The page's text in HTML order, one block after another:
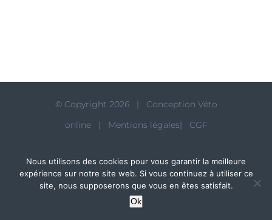
© Copyright 2026 | Conception Véto
online| Mentions légales| CGF
Nous utilisons des cookies pour vous garantir la meilleure
expérience sur notre site web. Si vous continuez à utiliser ce
site, nous supposerons que vous en êtes satisfait.
Ok